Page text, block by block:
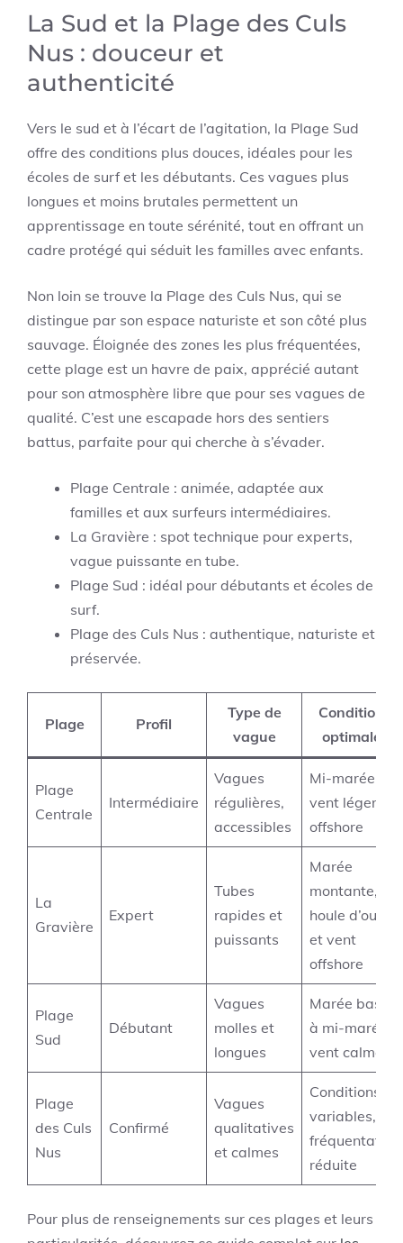
La Sud et la Plage des Culs
Nus : douceur et
authenticité
Vers le sud et à l’écart de l’agitation, la Plage Sud
offre des conditions plus douces, idéales pour les
écoles de surf et les débutants. Ces vagues plus
longues et moins brutales permettent un
apprentissage en toute sérénité, tout en offrant un
cadre protégé qui séduit les familles avec enfants.
Non loin se trouve la Plage des Culs Nus, qui se
distingue par son espace naturiste et son côté plus
sauvage. Éloignée des zones les plus fréquentées,
cette plage est un havre de paix, apprécié autant
pour son atmosphère libre que pour ses vagues de
qualité. C’est une escapade hors des sentiers
battus, parfaite pour qui cherche à s’évader.
Plage Centrale : animée, adaptée aux
familles et aux surfeurs intermédiaires.
La Gravière : spot technique pour experts,
vague puissante en tube.
Plage Sud : idéal pour débutants et écoles de
surf.
Plage des Culs Nus : authentique, naturiste et
préservée.
Plage Profil
Type de
vague
Conditions
optimales
Plage
Centrale
Intermédiaire
Vagues
régulières,
accessibles
Mi-marée,
vent léger
offshore
La
Gravière
Expert
Tubes
rapides et
puissants
Marée
montante,
houle d’ouest
et vent
offshore
Plage
Sud
Débutant
Vagues
molles et
longues
Marée basse
à mi-marée,
vent calme
Plage
des Culs
Nus
Confirmé
Vagues
qualitatives
et calmes
Conditions
variables,
fréquentation
réduite
Pour plus de renseignements sur ces plages et leurs